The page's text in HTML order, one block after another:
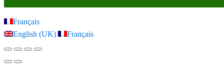
Français
English (UK)
Français